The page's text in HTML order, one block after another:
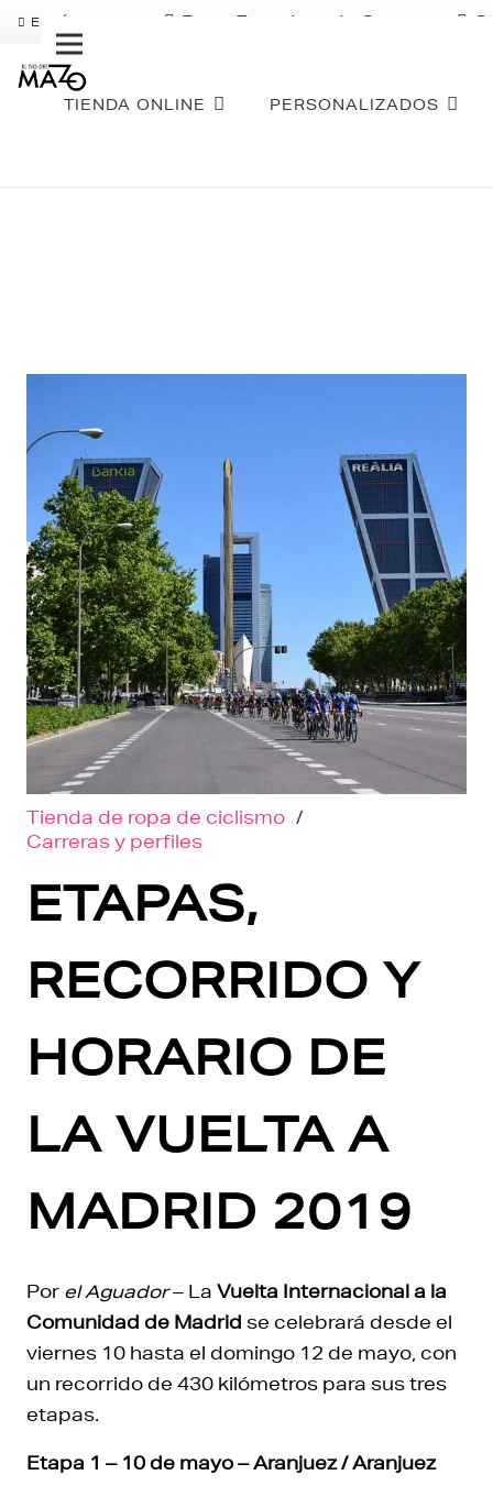
ENVÍO GRATIS Pago Fraccionado Sequra
TIENDA ONLINE PERSONALIZADOS
Tienda de ropa de ciclismo /
Carreras y perfiles
ETAPAS,
RECORRIDO Y
HORARIO DE
LA VUELTA A
MADRID 2019
Por el Aguador– La Vuelta Internacional a la
Comunidad de Madrid se celebrará desde el
viernes 10 hasta el domingo 12 de mayo, con
un recorrido de 430 kilómetros para sus tres
etapas.
Etapa 1 – 10 de mayo – Aranjuez / Aranjuez